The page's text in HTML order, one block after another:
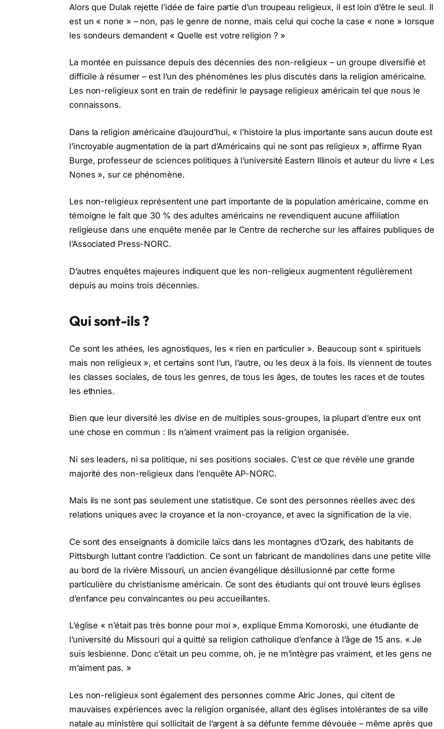
Alors que Dulak rejette l’idée de faire partie d’un troupeau religieux, il est loin d’être le seul. Il
est un « none » – non, pas le genre de nonne, mais celui qui coche la case « none » lorsque
les sondeurs demandent « Quelle est votre religion ? »
La montée en puissance depuis des décennies des non-religieux – un groupe diversifié et
difficile à résumer – est l’un des phénomènes les plus discutés dans la religion américaine.
Les non-religieux sont en train de redéfinir le paysage religieux américain tel que nous le
connaissons.
Dans la religion américaine d’aujourd’hui, « l’histoire la plus importante sans aucun doute est
l’incroyable augmentation de la part d’Américains qui ne sont pas religieux », affirme Ryan
Burge, professeur de sciences politiques à l’université Eastern Illinois et auteur du livre « Les
Nones », sur ce phénomène.
Les non-religieux représentent une part importante de la population américaine, comme en
témoigne le fait que 30 % des adultes américains ne revendiquent aucune affiliation
religieuse dans une enquête menée par le Centre de recherche sur les affaires publiques de
l’Associated Press-NORC.
D’autres enquêtes majeures indiquent que les non-religieux augmentent régulièrement
depuis au moins trois décennies.
Qui sont-ils ?
Ce sont les athées, les agnostiques, les « rien en particulier ». Beaucoup sont « spirituels
mais non religieux », et certains sont l’un, l’autre, ou les deux à la fois. Ils viennent de toutes
les classes sociales, de tous les genres, de tous les âges, de toutes les races et de toutes
les ethnies.
Bien que leur diversité les divise en de multiples sous-groupes, la plupart d’entre eux ont
une chose en commun : Ils n’aiment vraiment pas la religion organisée.
Ni ses leaders, ni sa politique, ni ses positions sociales. C’est ce que révèle une grande
majorité des non-religieux dans l’enquête AP-NORC.
Mais ils ne sont pas seulement une statistique. Ce sont des personnes réelles avec des
relations uniques avec la croyance et la non-croyance, et avec la signification de la vie.
Ce sont des enseignants à domicile laïcs dans les montagnes d’Ozark, des habitants de
Pittsburgh luttant contre l’addiction. Ce sont un fabricant de mandolines dans une petite ville
au bord de la rivière Missouri, un ancien évangélique désillusionné par cette forme
particulière du christianisme américain. Ce sont des étudiants qui ont trouvé leurs églises
d’enfance peu convaincantes ou peu accueillantes.
L’église « n’était pas très bonne pour moi », explique Emma Komoroski, une étudiante de
l’université du Missouri qui a quitté sa religion catholique d’enfance à l’âge de 15 ans. « Je
suis lesbienne. Donc c’était un peu comme, oh, je ne m’intègre pas vraiment, et les gens ne
m’aiment pas. »
Les non-religieux sont également des personnes comme Alric Jones, qui citent de
mauvaises expériences avec la religion organisée, allant des églises intolérantes de sa ville
natale au ministère qui sollicitait de l’argent à sa défunte femme dévouée – même après que